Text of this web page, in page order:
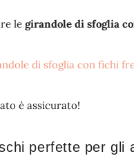
le girandole di sfoglia
è assicurato!
perfette per gli